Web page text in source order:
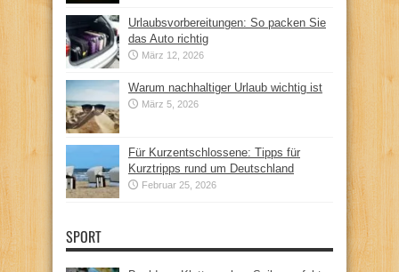
Urlaubsvorbereitungen: So packen Sie
das Auto richtig
März 12, 2026
Warum nachhaltiger Urlaub wichtig ist
März 5, 2026
Für Kurzentschlossene: Tipps für
Kurztripps rund um Deutschland
Februar 25, 2026
SPORT